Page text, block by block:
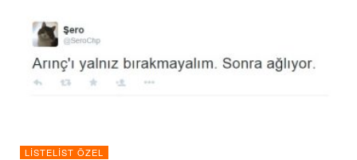
LISTELIST ÖZEL